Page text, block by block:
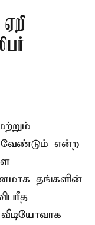
வேண்டும் என்ற
தங்களின்